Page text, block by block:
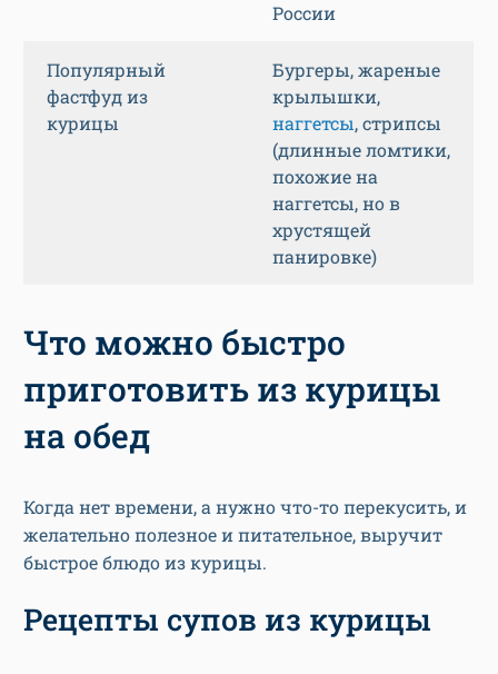
России
Популярный
фастфуд из
курицы
Бургеры, жареные
крылышки,
наггетсы, стрипсы
(длинные ломтики,
похожие на
наггетсы, но в
хрустящей
панировке)
Что можно быстро
приготовить из курицы
на обед
Когда нет времени, а нужно что-то перекусить, и
желательно полезное и питательное, выручит
быстрое блюдо из курицы.
Рецепты супов из курицы